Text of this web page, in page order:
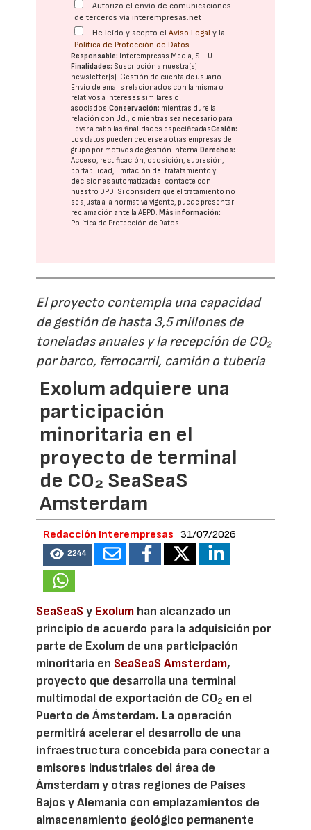
Autorizo el envío de comunicaciones
de terceros vía interempresas.net
He leído y acepto elAviso Legal y la
Política de Protección de Datos
Responsable: Interempresas Media, S.L.U.
Finalidades: Suscripción a nuestra(s)
newsletter(s). Gestión de cuenta de usuario.
Envío de emails relacionados con la misma o
relativos a intereses similares o
asociados.Conservación: mientras dure la
relación con Ud., o mientras sea necesario para
llevar a cabo las finalidades especificadasCesión:
Los datos pueden cederse a otras empresas del
grupo por motivos de gestión interna. Derechos:
Acceso, rectificación, oposición, supresión,
portabilidad, limitación del tratatamiento y
decisiones automatizadas: contacte con
nuestro DPD. Si considera que el tratamiento no
se ajusta a la normativa vigente, puede presentar
reclamación ante laAEPD. Más información:
Política de Protección de Datos
El proyecto contempla una capacidad
de gestión de hasta 3,5 millones de
toneladas anuales y la recepción de CO₂
por barco, ferrocarril, camión o tubería
Exolum adquiere una
participación
minoritaria en el
proyecto de terminal
de CO₂ SeaSeaS
Amsterdam
Redacción Interempresas 31/07/2026
2244
SeaSeaSy Exolum han alcanzado un
principio de acuerdo para la adquisición por
parte de Exolum de una participación
minoritaria en SeaSeaS Amsterdam,
proyecto que desarrolla una terminal
multimodal de exportación de CO2 en el
Puerto de Ámsterdam. La operación
permitirá acelerar el desarrollo de una
infraestructura concebida para conectar a
emisores industriales del área de
Ámsterdam y otras regiones de Países
Bajos y Alemania con emplazamientos de
almacenamiento geológico permanente